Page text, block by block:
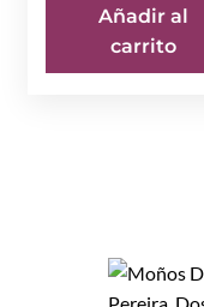
original
era:
$ 7.500.
Añadir al
carrito